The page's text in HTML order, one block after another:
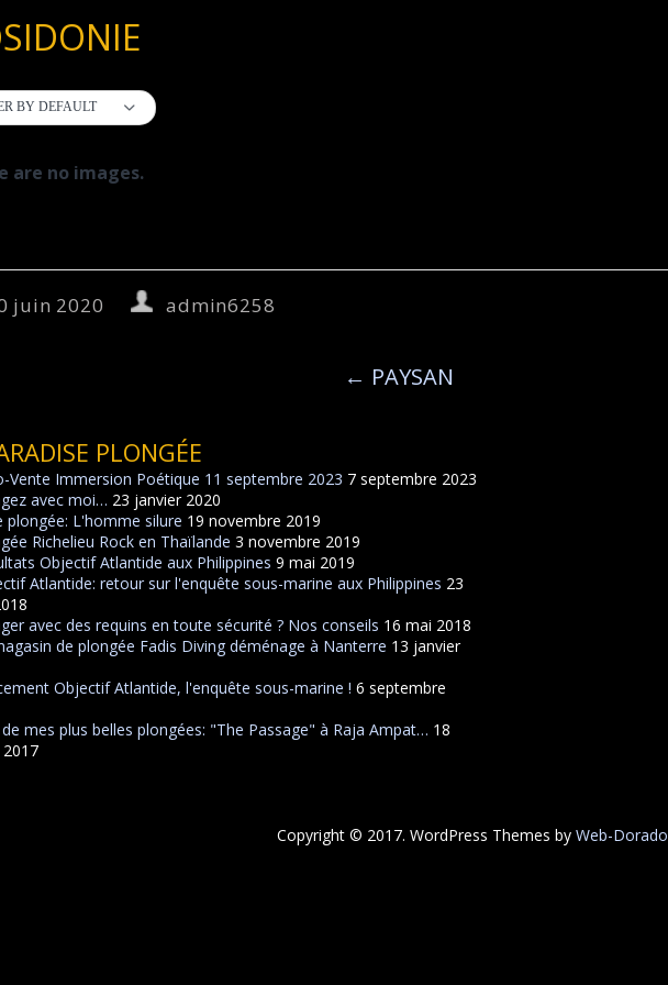
BY DEFAULT
are no images.
juin 2020 admin6258
← PAYSAN
PLONGÉE
Vente Immersion Poétique 11 septembre 2023 7 septembre 2023
avec moi… 23 janvier 2020
plongée: L'homme silure 19 novembre 2019
Richelieu Rock en Thaïlande 3 novembre 2019
Objectif Atlantide aux Philippines 9 mai 2019
Atlantide: retour sur l'enquête sous-marine aux Philippines 23
avec des requins en toute sécurité ? Nos conseils 16 mai 2018
de plongée Fadis Diving déménage à Nanterre 13 janvier
Objectif Atlantide, l'enquête sous-marine ! 6 septembre
mes plus belles plongées: "The Passage" à Raja Ampat… 18
Copyright © 2017. WordPress Themes byWeb-Dorado